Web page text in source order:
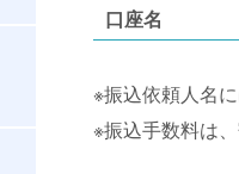
口座名
※振込依頼人名
※振込手数料は